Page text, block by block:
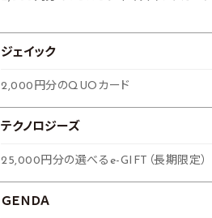
ジェイック
2,000円分のQUOカード
テクノロジーズ
25,000円分の選べるe-GIFT（長期限定）
ＧＥＮＤＡ